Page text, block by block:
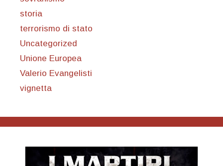
storia
terrorismo di stato
Uncategorized
Unione Europea
Valerio Evangelisti
vignetta